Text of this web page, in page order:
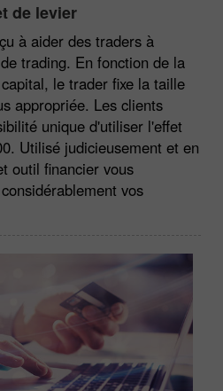
de levier
à aider des traders à
trading. En fonction de la
le trader fixe la taille
appropriée. Les clients
unique d'utiliser l'effet
Utilisé judicieusement et en
outil financier vous
vos